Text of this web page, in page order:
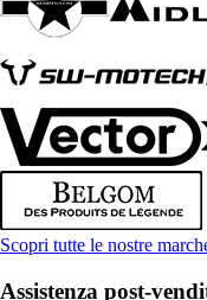
Scopri tutte le nostre
Assistenza post-